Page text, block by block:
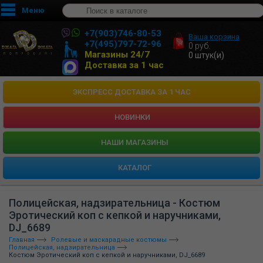
Меню
+7(903)746-80-53
+7(495)797-72-96
Магазины 24/7
Доставка за 1 час
Ваша корзина
0 руб.
0 штук(и)
ЭКСПРЕСС ДОСТАВКА ЗА 1 ЧАС
НОВИНКИ
HАШИ МАГАЗИНЫ
КАТАЛОГ
Полицейская, надзирательница - Костюм
Эротический коп с кепкой и наручниками,
DJ_6689
Главная
Ролевые и маскарадные костюмы
Полицейская, надзирательница
Костюм Эротический коп с кепкой и наручниками, DJ_6689